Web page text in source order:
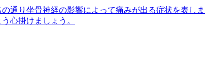
通り坐骨神経の影響によって痛みが出る症状を表しま
心掛けましょう。